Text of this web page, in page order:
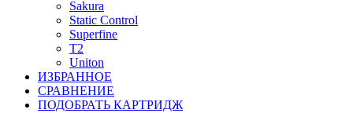
Sakura
Static Control
Superfine
T2
Uniton
ИЗБРАННОЕ
СРАВНЕНИЕ
ПОДОБРАТЬ КАРТРИДЖ